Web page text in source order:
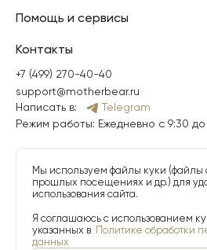
Помощь и сервисы
Контакты
+7 (499) 270-40-40
support@motherbear.ru
Написать в:
Telegram
Режим работы: Ежедневно с 9:30 до
Мы используем файлы куки (файлы
прошлых посещениях и др.) для
использования сайта.
Я соглашаюсь с использованием
указанных в Политике обработки
данных